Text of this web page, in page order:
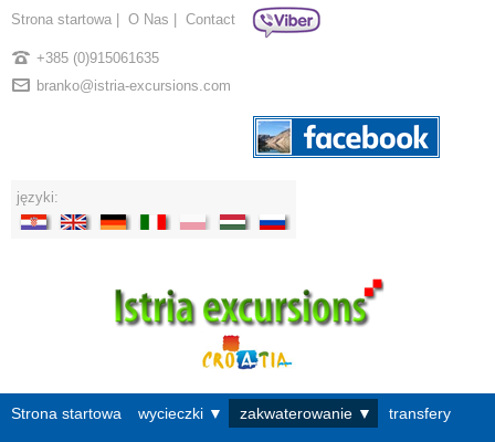
Strona startowa O Nas Contact
+385 (0)915061635
branko@istria-excursions.com
języki:
Strona startowa wycieczki ▼ zakwaterowanie ▼ transfery